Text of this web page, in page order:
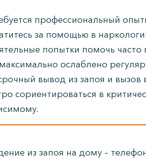
профессиональный
за помощью в
попытки помочь
ослаблено
вывод из запоя и
сориентироваться в
из запоя на дому –